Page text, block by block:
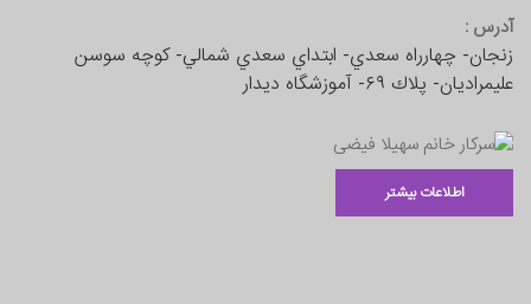
آدرس :
زنجان- چهارراه سعدي- ابتداي سعدي شمالي- كوچه سوسن
عليمراديان- پلاك ٦٩- آموزشگاه دیدار
اطلاعات بیشتر